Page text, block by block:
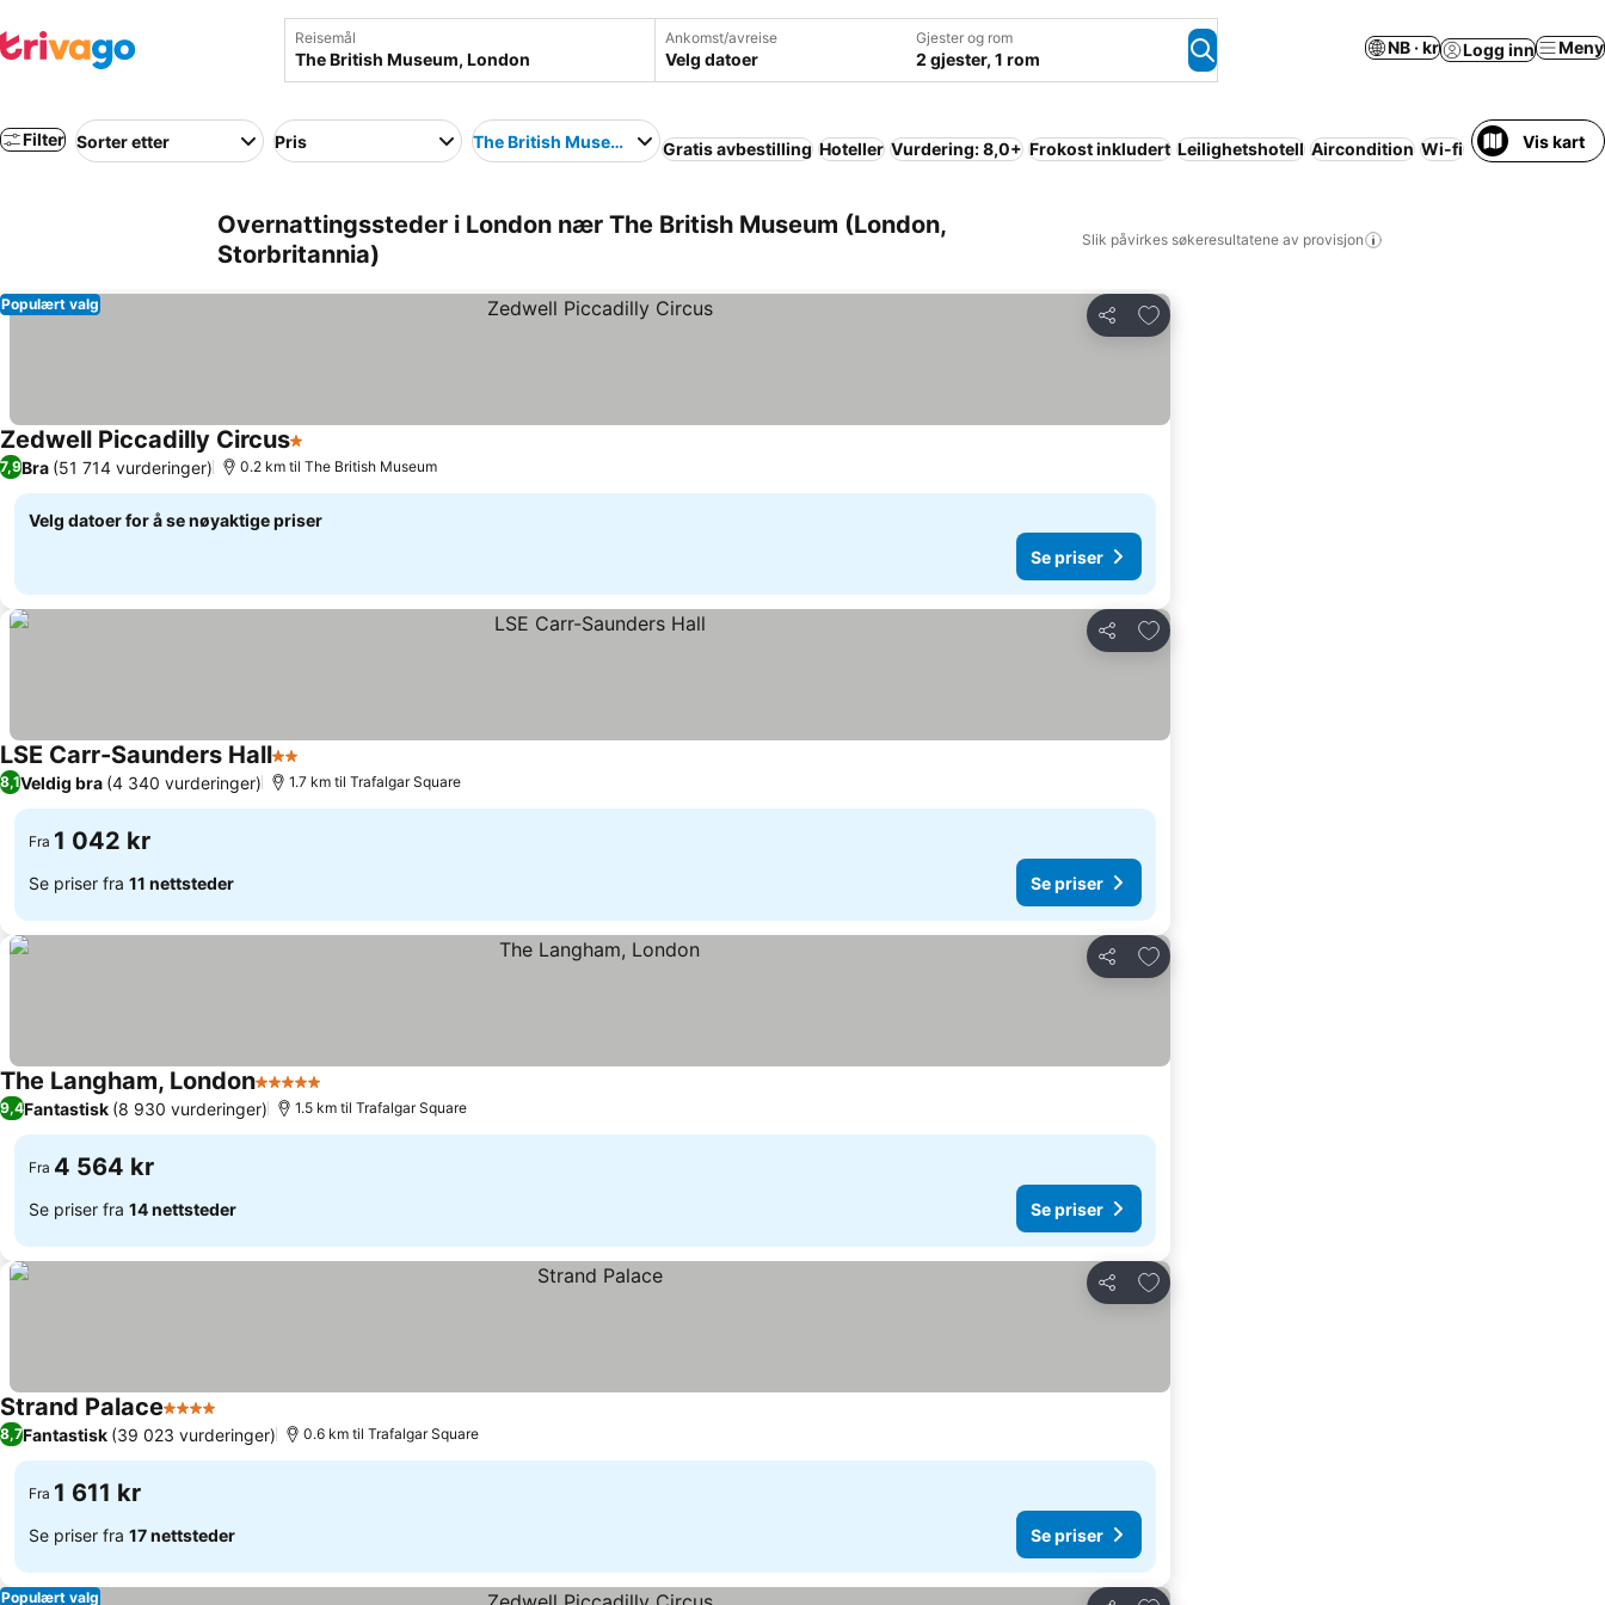
Reisemål Ankomst/avreise
Velg datoer
Gjester og rom
2 gjester, 1 rom
NB · kr Logg inn Meny
Filter Sorter etter Pris The British Museum Gratis avbestilling Hoteller Vurdering: 8,0+ Frokost inkludert Leilighetshotell Aircondition Wi-fi BassengVis kart
Overnattingssteder i London nær The British Museum (London,
Storbritannia)
Slik påvirkes søkeresultatene av provisjon
Del
Legg til i favoritter
Populært valg
Zedwell Piccadilly Circus1 Stjerner
7,9Bra (51 714 vurderinger) 0.2 km til The British Museum
Velg datoer for å se nøyaktige priser
Se priser
Del
Legg til i favoritter
LSE Carr-Saunders Hall2 Stjerner
8,1Veldig bra (4 340 vurderinger) 1.7 km til Trafalgar Square
Fra 1 042 kr
Se priser fra 11 nettsteder Se priser
Del
Legg til i favoritter
The Langham, London5 Stjerner
9,4Fantastisk (8 930 vurderinger) 1.5 km til Trafalgar Square
Fra 4 564 kr
Se priser fra 14 nettsteder Se priser
Del
Legg til i favoritter
Strand Palace4 StjernerSe priser
8,7Fantastisk (39 023 vurderinger) 0.6 km til Trafalgar Square
Fra 1 611 kr
Se priser fra 17 nettsteder Se priser
Populært valg